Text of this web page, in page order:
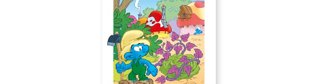
Tipy redakce
Beletrie pro děti